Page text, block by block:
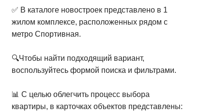
✅ В каталоге новостроек представлено в 1
жилом комплексе, расположенных рядом с
метро Спортивная.
🔍Чтобы найти подходящий вариант,
воспользуйтесь формой поиска и фильтрами.
📊 С целью облегчить процесс выбора
квартиры, в карточках объектов представлены: